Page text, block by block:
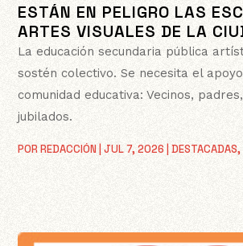
ESTÁN EN PELIGRO LAS
ARTES VISUALES DE LA
PORREDACCIÓN |JUL 7, 2026 |DESTACADAS,
La educación secundaria pública
sostén colectivo. Se necesita el
comunidad educativa: Vecinos,
jubilados.